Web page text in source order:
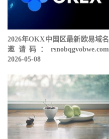
2026年OKX中国区最新欧易域名
邀请码：rsnobqgvobwe.com
2026-05-08